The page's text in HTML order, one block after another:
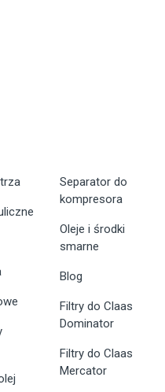
Separator do
kompresora
Oleje i środki
smarne
Blog
Filtry do Claas
Dominator
Filtry do Claas
Mercator